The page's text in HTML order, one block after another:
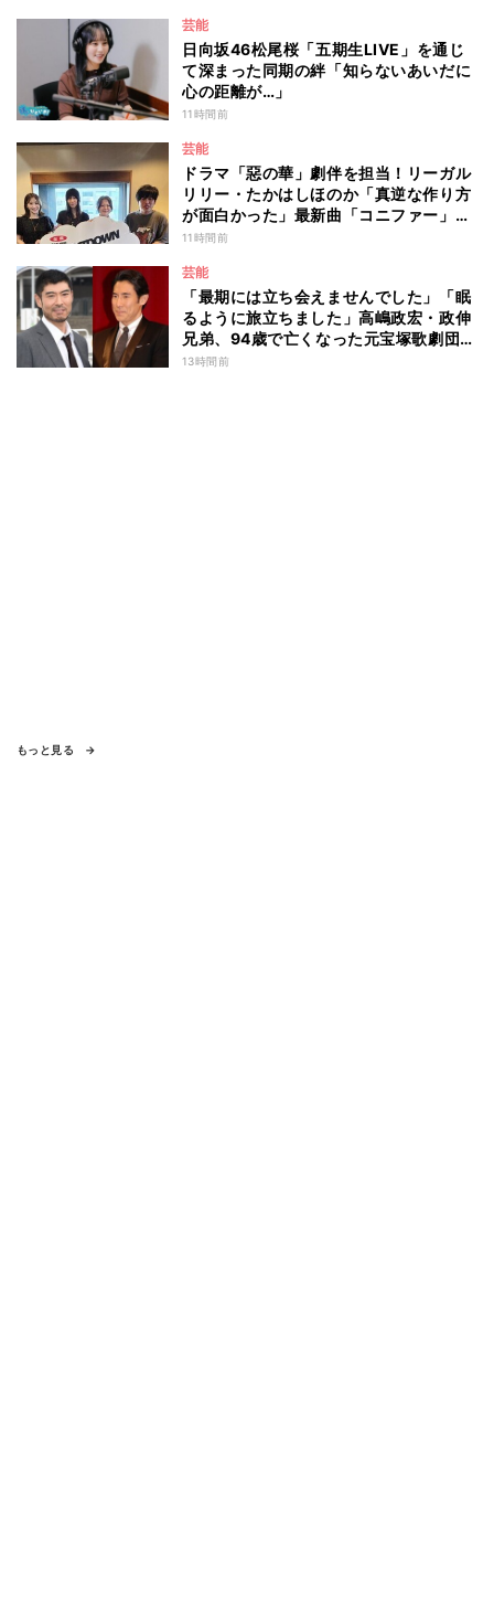
芸能
日向坂46松尾桜「五期生LIVE」を通じ
て深まった同期の絆「知らないあいだに
心の距離が…」
11時間前
芸能
ドラマ「惡の華」劇伴を担当！リーガル
リリー・たかはしほのか「真逆な作り方
が面白かった」最新曲「コニファー」制
作秘話も
11時間前
芸能
「最期には立ち会えませんでした」「眠
るように旅立ちました」高嶋政宏・政伸
兄弟、94歳で亡くなった元宝塚歌劇団ト
ップスターの母・寿美花代を追悼 ここ
13時間前
もっと見る